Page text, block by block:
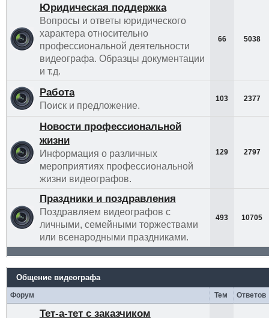
Юридическая поддержка
Вопросы и ответы юридического
характера относительно
профессиональной деятельности
видеографа. Образцы документации
и т.д.
66 5038
Работа
Поиск и предложение.
103 2377
Новости профессиональной
жизни
Информация о различных
мероприятиях профессиональной
жизни видеографов.
129 2797
Праздники и поздравления
Поздравляем видеографов с
личными, семейными торжествами
или всенародными праздниками.
493 10705
Общение видеографа
Форум Тем Ответов
Тет-а-тет с заказчиком